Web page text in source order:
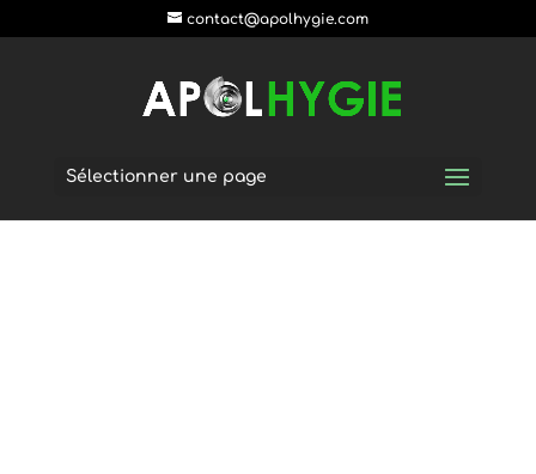
contact@apolhygie.com
Sélectionner une page